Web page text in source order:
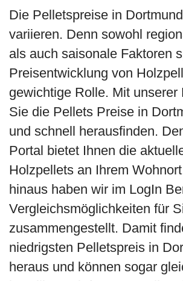
Die Pelletspreise in
variieren. Denn sowohl
als auch saisonale Faktoren
Preisentwicklung von
gewichtige Rolle. Mit unserer
Sie die Pellets Preise in
und schnell herausfinden.
Portal bietet Ihnen die
Holzpellets an Ihrem
hinaus haben wir im LogIn
Vergleichsmöglichkeiten für
zusammengestellt. Damit
niedrigsten Pelletspreis in
heraus und können sogar